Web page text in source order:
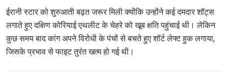
ईरानी स्टार को शुरुआती बढ़त जरूर मिली क्योंकि उन्होंने कई दमदार शॉट्स
लगाते हुए दक्षिण कोरियाई एथलीट के चेहरे को खूब क्षति पहुंचाई थी। लेकिन
कुछ समय बाद कांग अपने विरोधी के पंचों से बचते हुए शॉर्ट लेफ्ट हुक लगाया,
जिसके प्रभाव से फाइट तुरंत खत्म हो गई थी।